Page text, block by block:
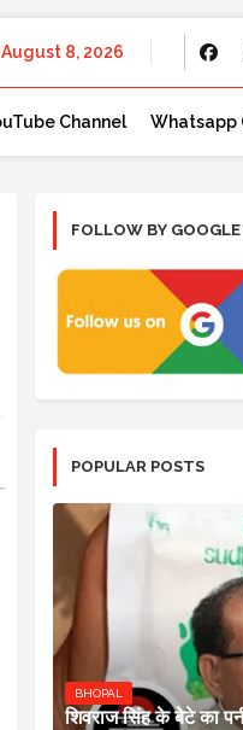
August 8, 2026
Channel Whatsapp
FOLLOW BY
POPULAR POSTS
BHOPAL
शिवराज सिंह के बेटे का